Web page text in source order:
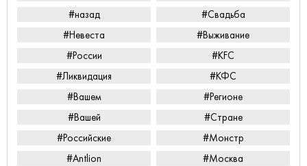
#назад
#Свадьба
#Невеста
#Выживание
#России
#KFC
#Ликвидация
#КФС
#Вашем
#Регионе
#Вашей
#Стране
#Российские
#Монстр
#Antlion
#Москва